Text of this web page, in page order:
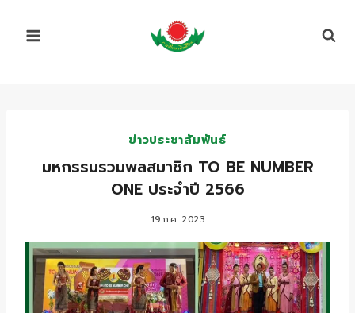
ข่าวประชาสัมพันธ์
มหกรรมรวมพลสมาชิก TO BE NUMBER
ONE ประจำปี 2566
19 ก.ค. 2023